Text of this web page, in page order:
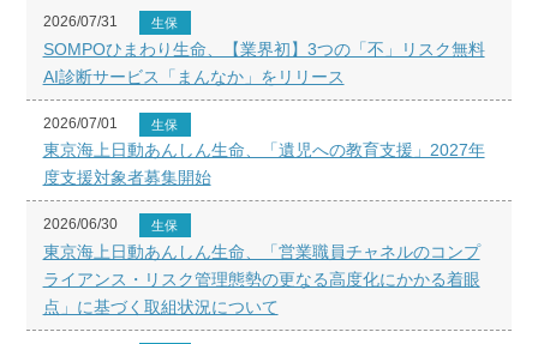
2026/07/31 生保
SOMPOひまわり生命、【業界初】3つの「不」リスク無料
AI診断サービス「まんなか」をリリース
2026/07/01 生保
東京海上日動あんしん生命、「遺児への教育支援」2027年
度支援対象者募集開始
2026/06/30 生保
東京海上日動あんしん生命、「営業職員チャネルのコンプ
ライアンス・リスク管理態勢の更なる高度化にかかる着眼
点」に基づく取組状況について